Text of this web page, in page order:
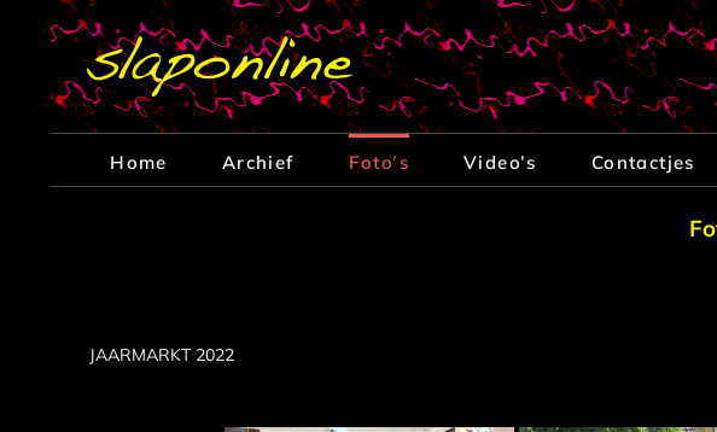
Home Archief Foto’s Video’s Contactjes
JAARMARKT 2022